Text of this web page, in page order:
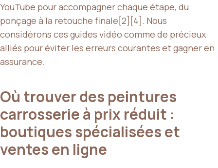
YouTube pour accompagner chaque étape, du
ponçage à la retouche finale[2][4]. Nous
considérons ces guides vidéo comme de précieux
alliés pour éviter les erreurs courantes et gagner en
assurance.
Où trouver des peintures
carrosserie à prix réduit :
boutiques spécialisées et
ventes en ligne